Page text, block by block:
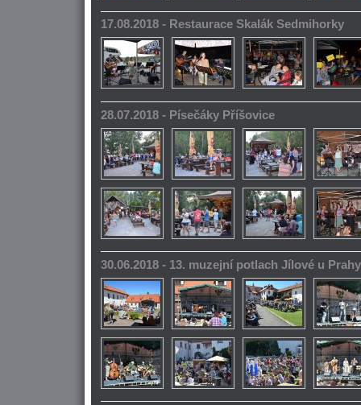
17.08.2018 - Restaurace Skalák Sedmihorky
28.07.2018 - Písečáky Příšovice
30.06.2018 - 13. muzejní potlach Jílové u Prahy